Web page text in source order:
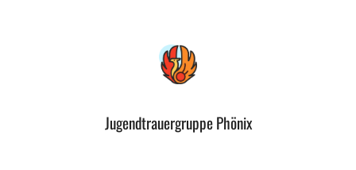
Jugendtrauergruppe Phönix